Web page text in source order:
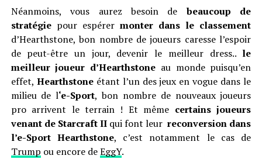
Néanmoins, vous aurez besoin debeaucoup de
stratégiepour espérer monter dans le classement
d’Hearthstone, bon nombre de joueurs caresse l’espoir
de peut-être un jour, devenir le meilleur dress.. le
meilleur joueur d’Hearthstone au monde puisqu’en
effet, Hearthstoneétant l’un des jeux en vogue dans le
milieu de l‘e-Sport, bon nombre de nouveaux joueurs
pro arrivent le terrain ! Et même certains joueurs
venant de Starcraft IIqui font leurreconversion dans
l’e-Sport Hearthstone, c’est notamment le cas de
Trump ou encore deEggY.